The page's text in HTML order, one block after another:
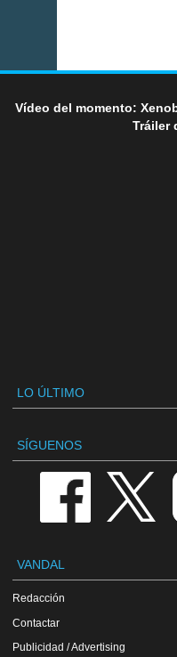
Vídeo del momento:
Tráiler
LO ÚLTIMO
SÍGUENOS
VANDAL
Redacción
Contactar
Publicidad / Advertising